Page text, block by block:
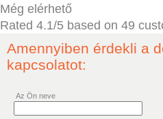
Még elérhető
Rated 4.1/5 based on 49
Amennyiben érdekli a
kapcsolatot:
Az Ön neve